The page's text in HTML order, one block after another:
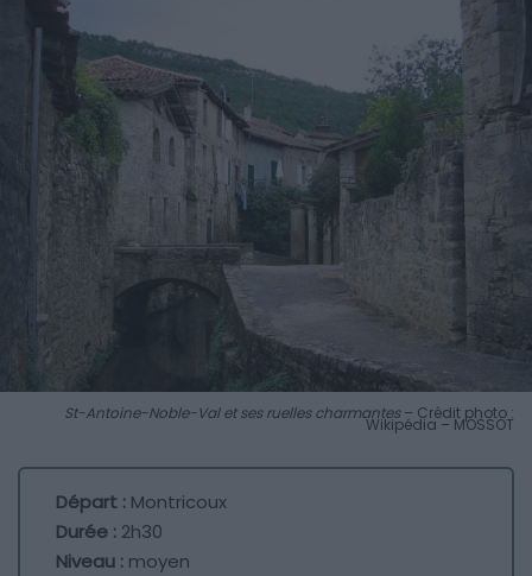
St-Antoine-Noble-Val et ses ruelles charmantes– Crédit photo :
Wikipédia – MOSSOT
Départ : Montricoux
Durée : 2h30
Niveau : moyen